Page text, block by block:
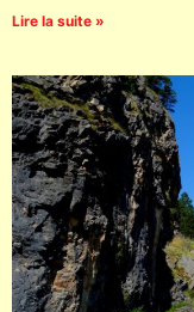
Lire la suite »